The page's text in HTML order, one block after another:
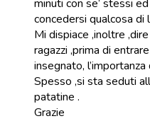
minuti con se’ stessi
concedersi qualcosa di
Mi dispiace ,inoltre
ragazzi ,prima di
insegnato,
Spesso ,si sta seduti
patatine .
Grazie